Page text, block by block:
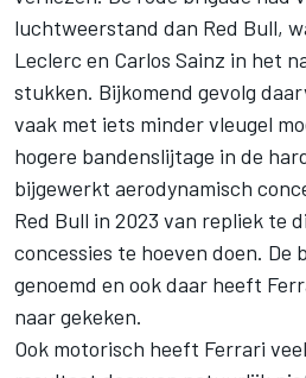
luchtweerstand dan Red Bull,
Leclerc en Carlos Sainz in het
stukken. Bijkomend gevolg
vaak met iets minder vleugel
hogere bandenslijtage in de
bijgewerkt aerodynamisch
Red Bull in 2023 van repliek te
concessies te hoeven doen. De
genoemd en ook daar heeft
naar gekeken.
Ook motorisch heeft Ferrari